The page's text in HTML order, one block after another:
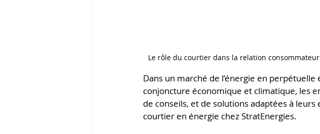
Le rôle du courtier dans la relation
Dans un marché de l’énergie en
conjoncture économique et climatique, les
de conseils, et de solutions adaptées à leurs
courtier en énergie chez StratEnergies.